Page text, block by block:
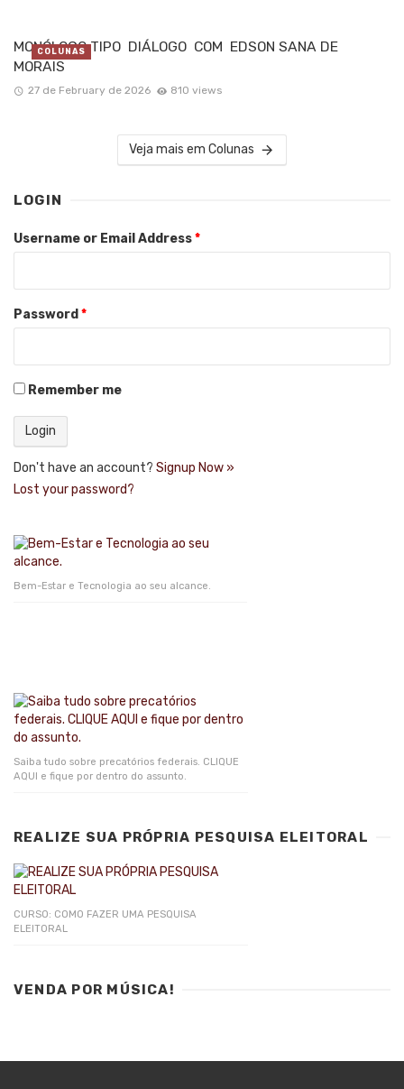
MONÓLOGO TIPO DIÁLOGO COM EDSON SANA DE
MORAIS
27 de February de 2026 810 views
COLUNAS
Veja mais em Colunas
LOGIN
Username or Email Address*
Password *
Remember me
Don't have an account? Signup Now »
Lost your password?
Bem-Estar e Tecnologia ao seu alcance.
Saiba tudo sobre precatórios federais. CLIQUE
AQUI e fique por dentro do assunto.
REALIZE SUA PRÓPRIA PESQUISA ELEITORAL
CURSO: COMO FAZER UMA PESQUISA
ELEITORAL
VENDA POR MÚSICA!